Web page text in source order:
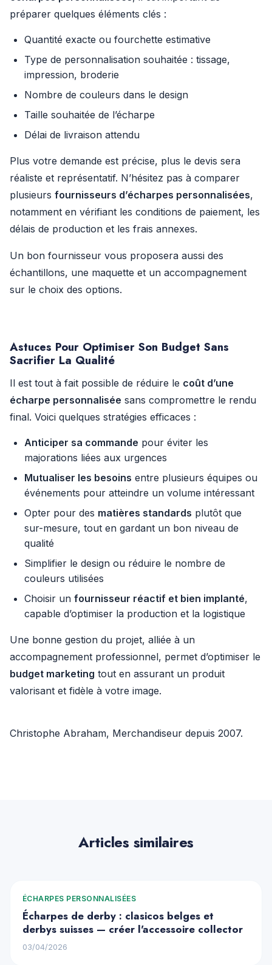
préparer quelques éléments clés :
Quantité exacte ou fourchette estimative
Type de personnalisation souhaitée : tissage,
impression, broderie
Nombre de couleurs dans le design
Taille souhaitée de l’écharpe
Délai de livraison attendu
Plus votre demande est précise, plus le devis sera
réaliste et représentatif. N’hésitez pas à comparer
plusieurs fournisseurs d’écharpes personnalisées,
notamment en vérifiant les conditions de paiement, les
délais de production et les frais annexes.
Un bon fournisseur vous proposera aussi des
échantillons, une maquette et un accompagnement
sur le choix des options.
Astuces Pour Optimiser Son Budget Sans
Sacrifier La Qualité
Il est tout à fait possible de réduire le coût d’une
écharpe personnalisée sans compromettre le rendu
final. Voici quelques stratégies efficaces :
Anticiper sa commande pour éviter les
majorations liées aux urgences
Mutualiser les besoins entre plusieurs équipes ou
événements pour atteindre un volume intéressant
Opter pour des matières standards plutôt que
sur-mesure, tout en gardant un bon niveau de
qualité
Simplifier le design ou réduire le nombre de
couleurs utilisées
Choisir un fournisseur réactif et bien implanté,
capable d’optimiser la production et la logistique
Une bonne gestion du projet, alliée à un
accompagnement professionnel, permet d’optimiser le
budget marketing tout en assurant un produit
valorisant et fidèle à votre image.
Christophe Abraham, Merchandiseur depuis 2007.
Articles similaires
ÉCHARPES PERSONNALISÉES
Écharpes de derby : clasicos belges et
derbys suisses — créer l'accessoire collector
03/04/2026